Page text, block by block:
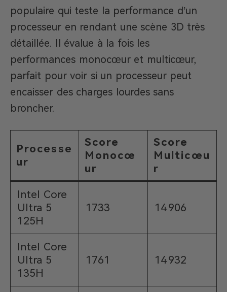
populaire qui teste la performance d’un
processeur en rendant une scène 3D très
détaillée. Il évalue à la fois les
performances monocœur et multicœur,
parfait pour voir si un processeur peut
encaisser des charges lourdes sans
broncher.
Processe
ur
Score
Monocœ
ur
Score
Multicœu
r
Intel Core
Ultra 5
125H
1733 14 906
Intel Core
Ultra 5
135H
1761 14 932